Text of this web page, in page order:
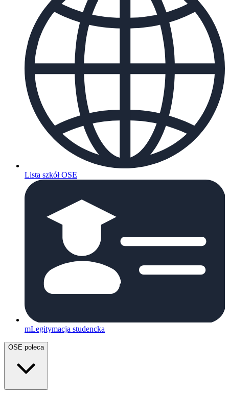
Lista szkół OSE
mLegitymacja studencka
OSE poleca